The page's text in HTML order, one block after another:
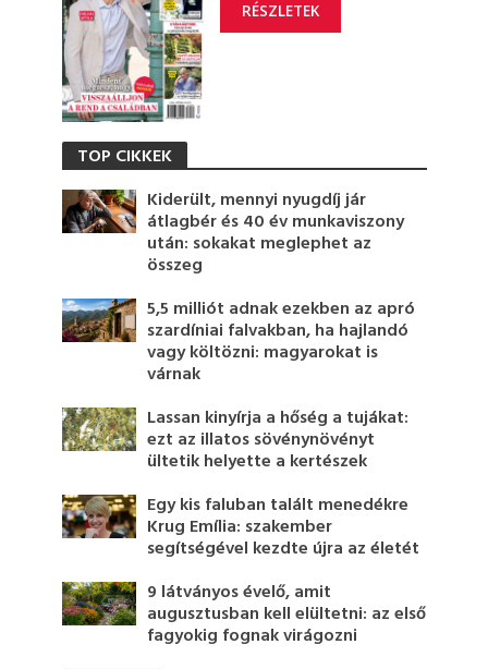
RÉSZLETEK
TOP CIKKEK
Kiderült, mennyi nyugdíj jár
átlagbér és 40 év munkaviszony
után: sokakat meglephet az
összeg
5,5 milliót adnak ezekben az apró
szardíniai falvakban, ha hajlandó
vagy költözni: magyarokat is
várnak
Lassan kinyírja a hőség a tujákat:
ezt az illatos sövénynövényt
ültetik helyette a kertészek
Egy kis faluban talált menedékre
Krug Emília: szakember
segítségével kezdte újra az életét
9 látványos évelő, amit
augusztusban kell elültetni: az első
fagyokig fognak virágozni